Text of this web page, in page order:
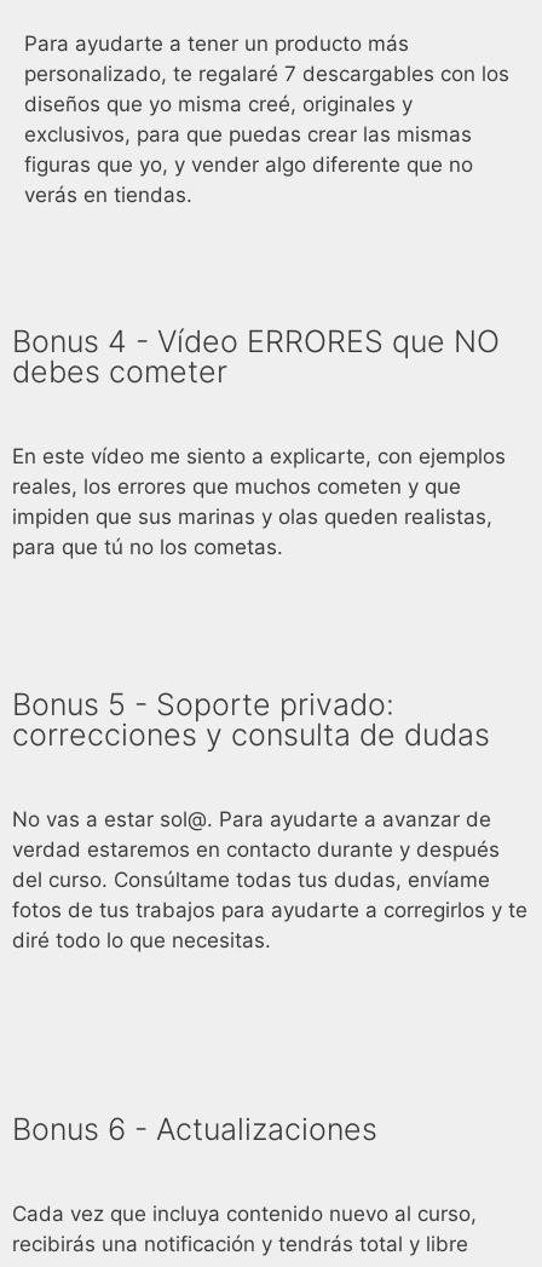
Para ayudarte a tener un producto más
personalizado, te regalaré 7 descargables con los
diseños que yo misma creé, originales y
exclusivos, para que puedas crear las mismas
figuras que yo, y vender algo diferente que no
verás en tiendas.
Bonus 4 - Vídeo ERRORES que NO
debes cometer
En este vídeo me siento a explicarte, con ejemplos
reales, los errores que muchos cometen y que
impiden que sus marinas y olas queden realistas,
para que tú no los cometas.
Bonus 5 - Soporte privado:
correcciones y consulta de dudas
No vas a estar sol@. Para ayudarte a avanzar de
verdad estaremos en contacto durante y después
del curso. Consúltame todas tus dudas, envíame
fotos de tus trabajos para ayudarte a corregirlos y te
diré todo lo que necesitas.
Bonus 6 - Actualizaciones
Cada vez que incluya contenido nuevo al curso,
recibirás una notificación y tendrás total y libre